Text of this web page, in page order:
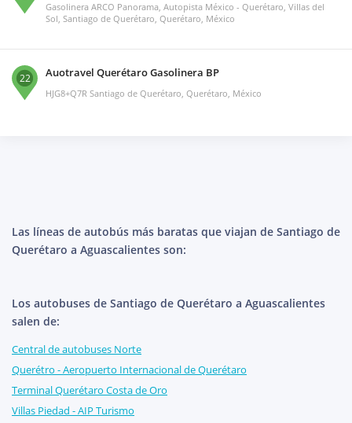
Gasolinera ARCO Panorama, Autopista México - Querétaro, Villas del
Sol, Santiago de Querétaro, Querétaro, México
22 Auotravel Querétaro Gasolinera BP
HJG8+Q7R Santiago de Querétaro, Querétaro, México
Las líneas de autobús más baratas que viajan de Santiago de
Querétaro a Aguascalientes son:
Los autobuses de Santiago de Querétaro a Aguascalientes
salen de:
Central de autobuses Norte
Querétro - Aeropuerto Internacional de Querétaro
Terminal Querétaro Costa de Oro
Villas Piedad - AIP Turismo